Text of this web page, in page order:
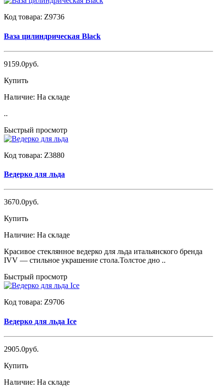
Код товара: Z9736
Ваза цилиндрическая Black
9159.0руб.
Купить
Наличие: На складе
..
Быстрый просмотр
Код товара: Z3880
Ведерко для льда
3670.0руб.
Купить
Наличие: На складе
Красивое стеклянное ведерко для льда итальянского бренда
IVV — стильное украшение стола.Толстое дно ..
Быстрый просмотр
Код товара: Z9706
Ведерко для льда Ice
2905.0руб.
Купить
Наличие: На складе